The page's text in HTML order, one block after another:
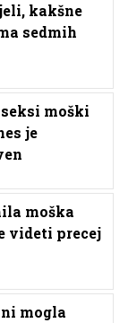
kakšne
sedmih
moški
je
moška
videti precej
mogla